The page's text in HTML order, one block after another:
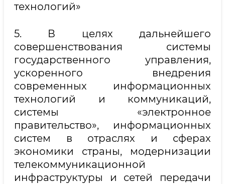
технологий»
5. В целях дальнейшего
совершенствования системы
государственного управления,
ускоренного внедрения
современных информационных
технологий и коммуникаций,
системы «электронное
правительство», информационных
систем в отраслях и сферах
экономики страны, модернизации
телекоммуникационной
инфраструктуры и сетей передачи